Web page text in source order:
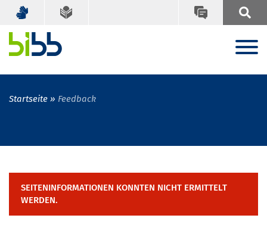
Startseite Feedback
SEITENINFORMATIONEN KONNTEN NICHT ERMITTELT
WERDEN.